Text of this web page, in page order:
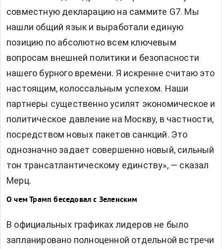
совместную декларацию на саммите G7. Мы
нашли общий язык и выработали единую
позицию по абсолютно всем ключевым
вопросам внешней политики и безопасности
нашего бурного времени. Я искренне считаю это
настоящим, колоссальным успехом. Наши
партнеры существенно усилят экономическое и
политическое давление на Москву, в частности,
посредством новых пакетов санкций. Это
однозначно задает совершенно новый, сильный
тон трансатлантическому единству», — сказал
Мерц.
О чем Трамп беседовал с Зеленским
В официальных графиках лидеров не было
запланировано полноценной отдельной встречи